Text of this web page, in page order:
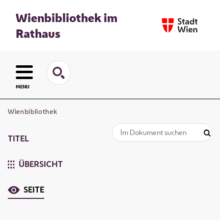
Wienbibliothek im
Rathaus
MENU
Wienbibliothek
TITEL
ÜBERSICHT
SEITE